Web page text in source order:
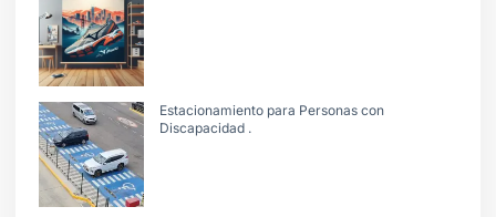
Estacionamiento para Personas con
Discapacidad .